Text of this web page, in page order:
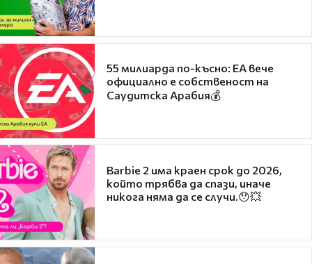
55 милиарда по-късно: EA вече
официално е собственост на
Саудитска Арабия💰
Barbie 2 има краен срок до 2026,
който трябва да спази, иначе
никога няма да се случи.😯💥